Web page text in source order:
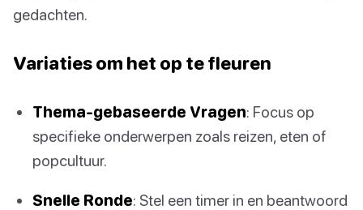
gedachten.
Variaties om het op te fleuren
Thema-gebaseerde Vragen: Focus op
specifieke onderwerpen zoals reizen, eten of
popcultuur.
Snelle Ronde: Stel een timer in en beantwoord